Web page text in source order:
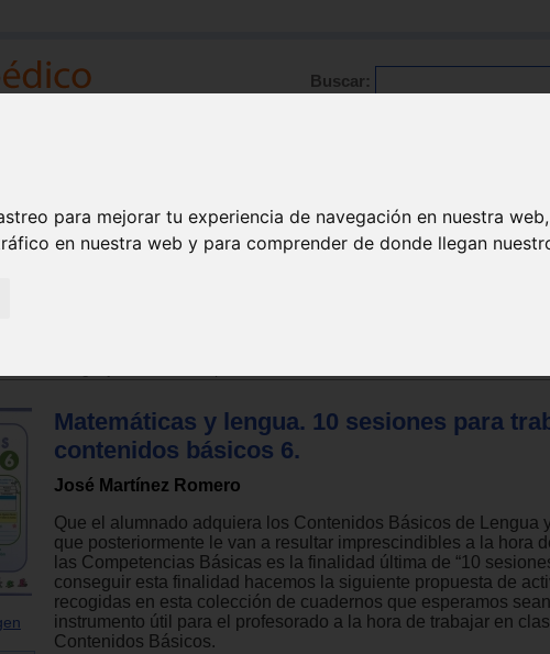
para mejorar tu experiencia de navegación en nuestra
en nuestra web y para comprender de donde llegan
Buscar:
Matemáticas y lengua. 10 sesiones para
contenidos básicos 6.
José Martínez Romero
Que el alumnado adquiera los Contenidos Básicos de Lengua
que posteriormente le van a resultar imprescindibles a la hora
las Competencias Básicas es la finalidad última de “10
conseguir esta finalidad hacemos la siguiente propuesta de
recogidas en esta colección de cuadernos que esperamos
instrumento útil para el profesorado a la hora de trabajar en
Contenidos Básicos.